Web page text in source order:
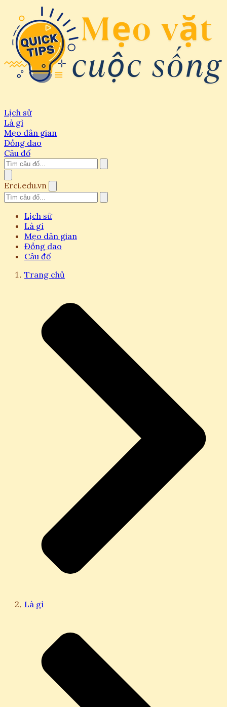
Lịch sử
Là gì
Mẹo dân gian
Đồng dao
Câu đố
Erci.edu.vn
Lịch sử
Là gì
Mẹo dân gian
Đồng dao
Câu đố
Trang chủ
Là gì